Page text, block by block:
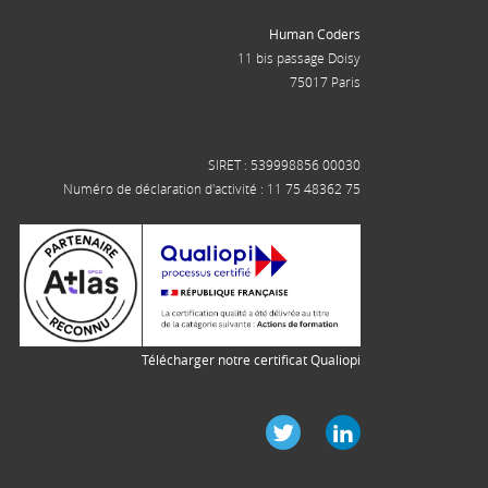
Human Coders
11 bis passage Doisy
75017 Paris
SIRET : 539998856 00030
Numéro de déclaration d'activité : 11 75 48362 75
Télécharger notre certificat Qualiopi